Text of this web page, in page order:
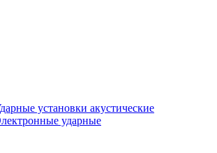
установки акустические
ударные